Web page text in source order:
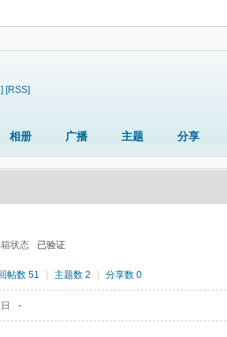
[RSS]
相册 广播 主题 分享
状态 已验证
回帖数 51 主题数 2 分享数 0
-